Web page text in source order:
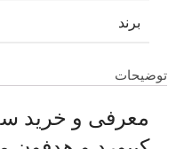
برند
توضیحات
معرفی و خرید